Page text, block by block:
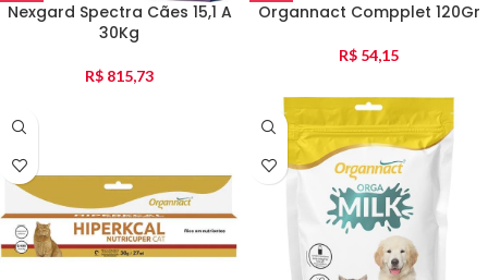
Nexgard Spectra Cães 15,1 A
30Kg
R$ 815,73
Organnact Compplet 120Gr
R$ 54,15